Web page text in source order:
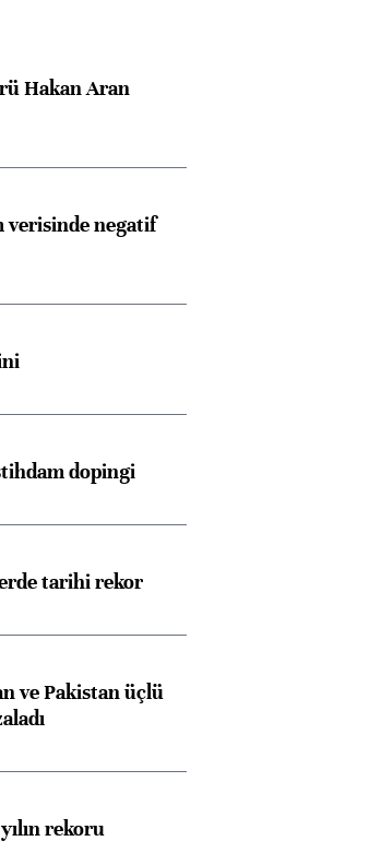
Hakan Aran
verisinde negatif
dopingi
tarihi rekor
ve Pakistan üçlü
rekoru